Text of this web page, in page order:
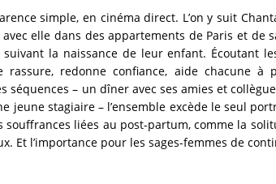
simple, en cinéma direct. L’on y suit
avec elle dans des appartements de Paris et
la naissance de leur enfant. Écoutant
rassure, redonne confiance, aide chacune
séquences – un dîner avec ses amies et
jeune stagiaire – l’ensemble excède le seul
souffrances liées au post-partum, comme la
Et l’importance pour les sages-femmes de